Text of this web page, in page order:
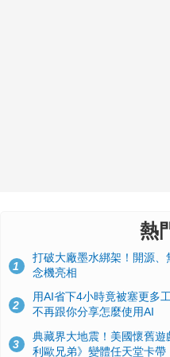
熱
1
打破大廠墨水綁架！開源
念機亮相
2
用AI省下4小時竟被塞更多
不再跟你分享怎麼使用AI
3
典藏界大地震！美國懷舊
利歐兄弟》變體任天堂卡帶